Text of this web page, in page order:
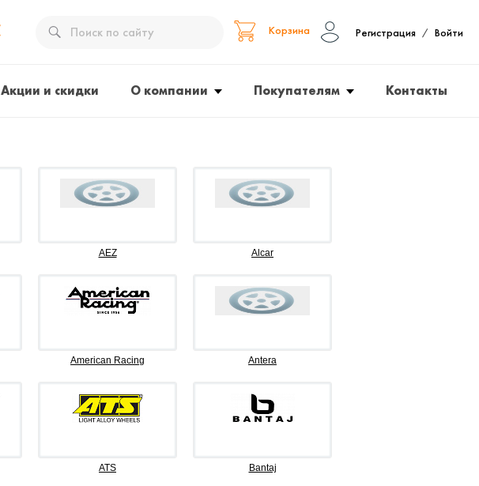
Корзина Регистрация / Войти
Акции и скидки О компании Покупателям Контакты
AEZ Alcar
American Racing Antera
ATS Bantaj